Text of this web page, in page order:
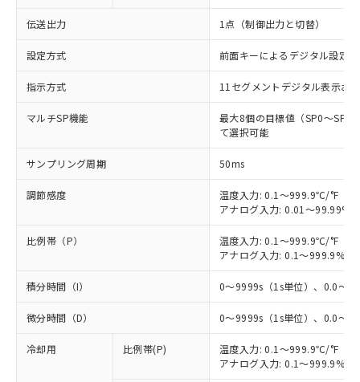
伝送出力 1点（制御出力と切替）
設定方式 前面キーによるデジタル設定
指示方式 11セグメントデジタル表示お
マルチSP機能
最大8個の目標値（SP0～SP7
て選択可能
サンプリング周期 50ms
調節感度
温度入力: 0.1～999.9℃/°F（
アナログ入力: 0.01～
比例帯（P）
温度入力: 0.1～999.9℃/°F（
アナログ入力: 0.1～999.9%FS
積分時間（I） 0～9999s（1s単位）、0.0～
微分時間（D） 0～9999s（1s単位）、0.0～
冷却用 比例帯(P)
温度入力: 0.1～999.9℃/°F（
アナログ入力: 0.1～999.9%FS